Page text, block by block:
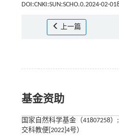
DOI:CNKI:SUN:SCHO.0.2024-02-
上一篇
基金资助
国家自然科学基金（41807258
交科教便[2022]4号）